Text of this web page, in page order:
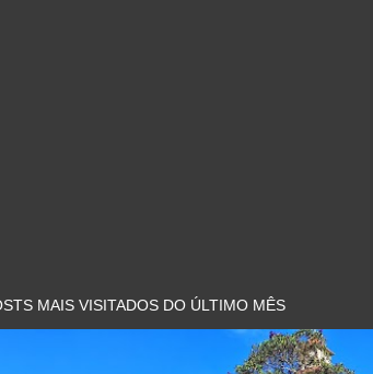
MAIS VISITADOS DO ÚLTIMO MÊS